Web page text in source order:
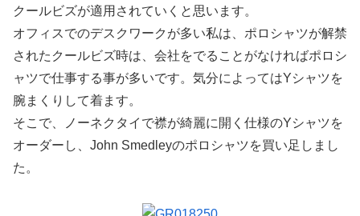
クールビズが適用されていくと思います。
オフィスでのデスクワークが多い私は、ポロシャツが解禁
されたクールビズ時は、会社をでることがなければポロシ
ャツで仕事する事が多いです。気分によってはYシャツを
腕まくりして着ます。
そこで、ノーネクタイで襟が綺麗に開く仕様のYシャツを
オーダーし、John Smedleyのポロシャツを買い足しまし
た。